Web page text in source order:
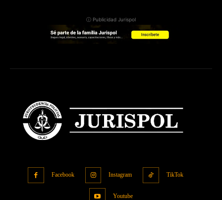
ⓘ Publicidad Jurispol
Facebook Instagram TikTok
Youtube